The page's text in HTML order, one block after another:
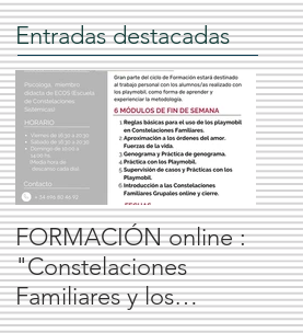
Entradas destacadas
FORMACIÓN online :
"Constelaciones
Familiares y los
playmobil", Isabel